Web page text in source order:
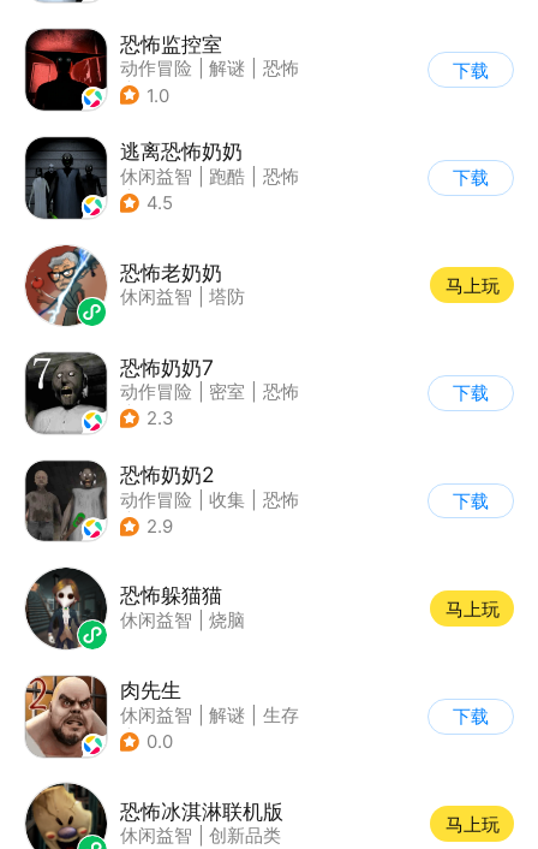
恐怖监控室
动作冒险 解谜
恐怖
| 剧情
1.0
下载
逃离恐怖奶奶
休闲益智 跑酷
恐怖
| 卡通
4.5
下载
恐怖老奶奶
休闲益智 塔防
马上玩
恐怖奶奶7
动作冒险 密室
恐怖
| 恐怖奶奶
2.3
下载
恐怖奶奶2
动作冒险 收集
恐怖
| 恐怖奶奶
2.9
下载
恐怖躲猫猫
休闲益智 烧脑
马上玩
肉先生
休闲益智 解谜
生存
| 卡通
0.0
下载
恐怖冰淇淋联机版
休闲益智 创新品类
马上玩